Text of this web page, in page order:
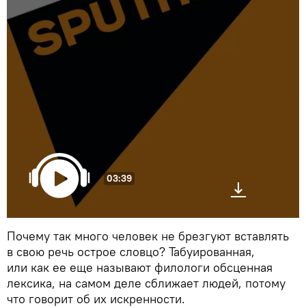
03:39
Почему так много человек не брезгуют вставлять
в свою речь острое словцо? Табуированная,
или как ее еще называют филологи обсценная
лексика, на самом деле сближает людей, потому
что говорит об их искренности.